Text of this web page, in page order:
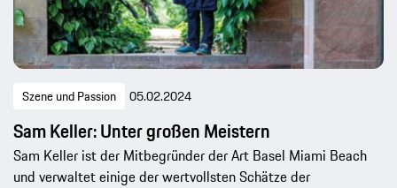
Szene und Passion 05.02.2024
Sam Keller: Unter großen Meistern
Sam Keller ist der Mitbegründer der Art Basel Miami Beach
und verwaltet einige der wertvollsten Schätze der